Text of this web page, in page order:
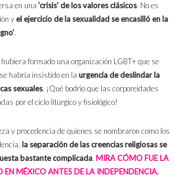
en una ‘crisis’ de los valores clásicos. No es
yel ejercicio de la sexualidad se encasilló en la
.
hubiera formado una organización LGBT+ que se
habría insistido en la urgencia de deslindar la
sexuales. ¡Qué bodrio que las corporeidades
por el ciclo litúrgico y fisiológico!
y procedencia de quienes se nombraron como los
la separación de las creencias religiosas se
bastante complicada. MIRA CÓMO FUE LA
MÉXICO ANTES DE LA INDEPENDENCIA.